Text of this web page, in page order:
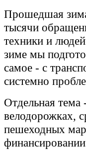
Прошедшая
тысячи
техники и
зиме мы
самое - с
системно
Отдельная
велодорожках,
пешеходных